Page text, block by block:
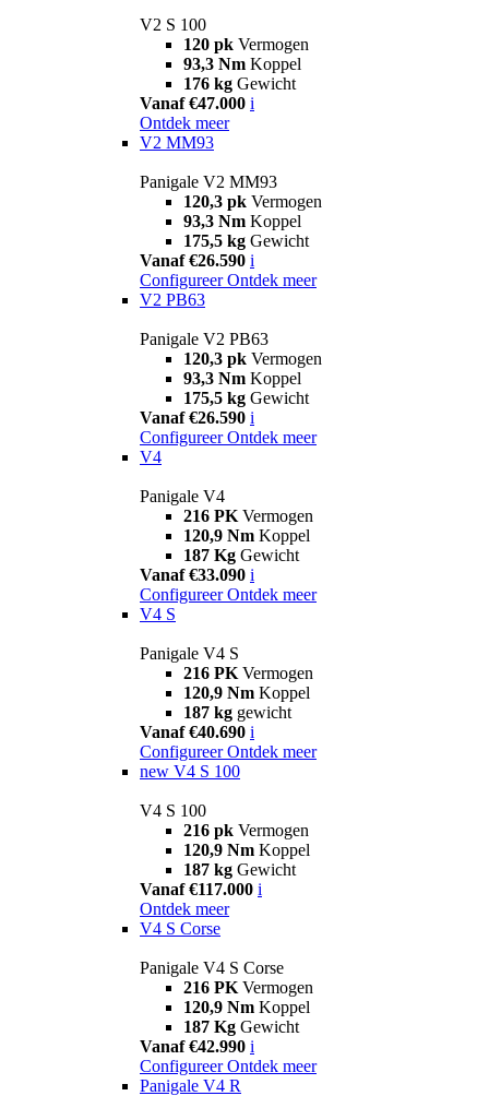
V2 S 100
120 pk Vermogen
93,3 Nm Koppel
176 kg Gewicht
Vanaf €47.000 i
Ontdek meer
V2 MM93
Panigale V2 MM93
120,3 pk Vermogen
93,3 Nm Koppel
175,5 kg Gewicht
Vanaf €26.590 i
Configureer Ontdek meer
V2 PB63
Panigale V2 PB63
120,3 pk Vermogen
93,3 Nm Koppel
175,5 kg Gewicht
Vanaf €26.590 i
Configureer Ontdek meer
V4
Panigale V4
216 PK Vermogen
120,9 Nm Koppel
187 Kg Gewicht
Vanaf €33.090 i
Configureer Ontdek meer
V4 S
Panigale V4 S
216 PK Vermogen
120,9 Nm Koppel
187 kg gewicht
Vanaf €40.690 i
Configureer Ontdek meer
new V4 S 100
V4 S 100
216 pk Vermogen
120,9 Nm Koppel
187 kg Gewicht
Vanaf €117.000 i
Ontdek meer
V4 S Corse
Panigale V4 S Corse
216 PK Vermogen
120,9 Nm Koppel
187 Kg Gewicht
Vanaf €42.990 i
Configureer Ontdek meer
Panigale V4 R